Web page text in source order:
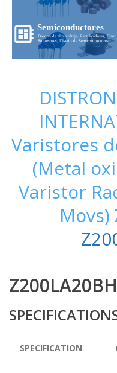
Semiconductores
Diodos de alto voltaje, Rectificadores,
Supresores, Diseño de Semiconductores...
Varistores
(Metal
Varistor
Movs)
Z200LA20BH
SPECIFICATION